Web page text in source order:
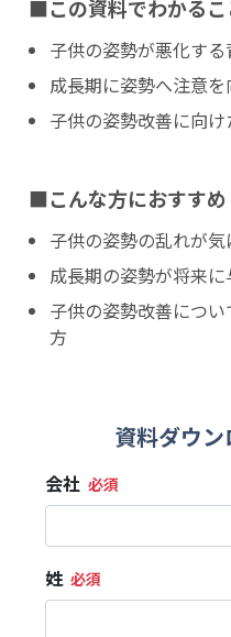
■この資料でわかるこ
子供の姿勢が悪化す
成長期に姿勢へ注意
子供の姿勢改善に向
■こんな方におすすめ
子供の姿勢の乱れが
成長期の姿勢が将来
子供の姿勢改善につ
方
資料ダウ